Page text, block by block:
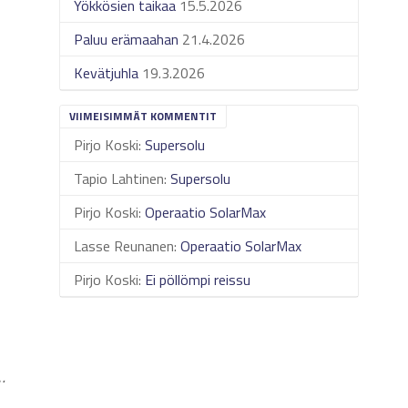
Yökkösien taikaa 15.5.2026
Paluu erämaahan 21.4.2026
Kevätjuhla 19.3.2026
VIIMEISIMMÄT KOMMENTIT
Pirjo Koski:Supersolu
Tapio Lahtinen:Supersolu
Pirjo Koski:Operaatio SolarMax
Lasse Reunanen:Operaatio SolarMax
Pirjo Koski: Ei pöllömpi reissu